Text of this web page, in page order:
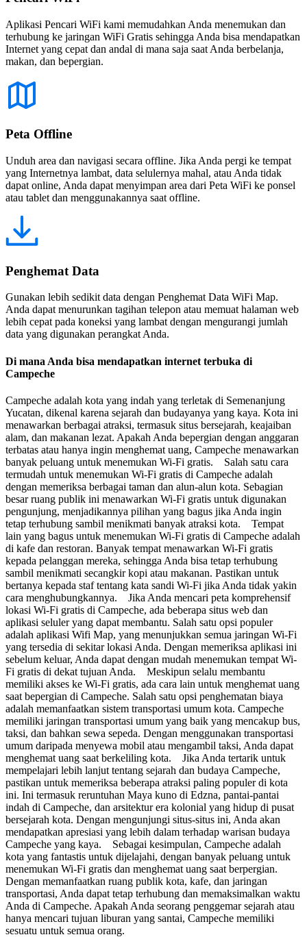
Aplikasi Pencari WiFi kami memudahkan Anda menemukan dan
terhubung ke jaringan WiFi Gratis sehingga Anda bisa mendapatkan
Internet yang cepat dan andal di mana saja saat Anda berbelanja,
makan, dan bepergian.
Peta Offline
Unduh area dan navigasi secara offline. Jika Anda pergi ke tempat
yang Internetnya lambat, data selulernya mahal, atau Anda tidak
dapat online, Anda dapat menyimpan area dari Peta WiFi ke ponsel
atau tablet dan menggunakannya saat offline.
Penghemat Data
Gunakan lebih sedikit data dengan Penghemat Data WiFi Map.
Anda dapat menurunkan tagihan telepon atau memuat halaman web
lebih cepat pada koneksi yang lambat dengan mengurangi jumlah
data yang digunakan perangkat Anda.
Di mana Anda bisa mendapatkan internet terbuka di
Campeche
Campeche adalah kota yang indah yang terletak di Semenanjung
Yucatan, dikenal karena sejarah dan budayanya yang kaya. Kota ini
menawarkan berbagai atraksi, termasuk situs bersejarah, keajaiban
alam, dan makanan lezat. Apakah Anda bepergian dengan anggaran
terbatas atau hanya ingin menghemat uang, Campeche menawarkan
banyak peluang untuk menemukan Wi-Fi gratis. Salah satu cara
termudah untuk menemukan Wi-Fi gratis di Campeche adalah
dengan memeriksa berbagai taman dan alun-alun kota. Sebagian
besar ruang publik ini menawarkan Wi-Fi gratis untuk digunakan
pengunjung, menjadikannya pilihan yang bagus jika Anda ingin
tetap terhubung sambil menikmati banyak atraksi kota. Tempat
lain yang bagus untuk menemukan Wi-Fi gratis di Campeche adalah
di kafe dan restoran. Banyak tempat menawarkan Wi-Fi gratis
kepada pelanggan mereka, sehingga Anda bisa tetap terhubung
sambil menikmati secangkir kopi atau makanan. Pastikan untuk
bertanya kepada staf tentang kata sandi Wi-Fi jika Anda tidak yakin
cara menghubungkannya. Jika Anda mencari peta komprehensif
lokasi Wi-Fi gratis di Campeche, ada beberapa situs web dan
aplikasi seluler yang dapat membantu. Salah satu opsi populer
adalah aplikasi Wifi Map, yang menunjukkan semua jaringan Wi-Fi
yang tersedia di sekitar lokasi Anda. Dengan memeriksa aplikasi ini
sebelum keluar, Anda dapat dengan mudah menemukan tempat Wi-
Fi gratis di dekat tujuan Anda. Meskipun selalu membantu
memiliki akses ke Wi-Fi gratis, ada cara lain untuk menghemat uang
saat bepergian di Campeche. Salah satu opsi penghematan biaya
adalah memanfaatkan sistem transportasi umum kota. Campeche
memiliki jaringan transportasi umum yang baik yang mencakup bus,
taksi, dan bahkan sewa sepeda. Dengan menggunakan transportasi
umum daripada menyewa mobil atau mengambil taksi, Anda dapat
menghemat uang saat berkeliling kota. Jika Anda tertarik untuk
mempelajari lebih lanjut tentang sejarah dan budaya Campeche,
pastikan untuk memeriksa beberapa atraksi paling populer di kota
ini. Ini termasuk reruntuhan Maya kuno di Edzna, pantai-pantai
indah di Campeche, dan arsitektur era kolonial yang hidup di pusat
bersejarah kota. Dengan mengunjungi situs-situs ini, Anda akan
mendapatkan apresiasi yang lebih dalam terhadap warisan budaya
Campeche yang kaya. Sebagai kesimpulan, Campeche adalah
kota yang fantastis untuk dijelajahi, dengan banyak peluang untuk
menemukan Wi-Fi gratis dan menghemat uang saat berpergian.
Dengan memanfaatkan ruang publik kota, kafe, dan jaringan
transportasi, Anda dapat tetap terhubung dan memaksimalkan waktu
Anda di Campeche. Apakah Anda seorang penggemar sejarah atau
hanya mencari tujuan liburan yang santai, Campeche memiliki
sesuatu untuk semua orang.